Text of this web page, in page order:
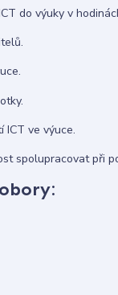
do výuky v
ICT ve výuce.
spolupracovat při